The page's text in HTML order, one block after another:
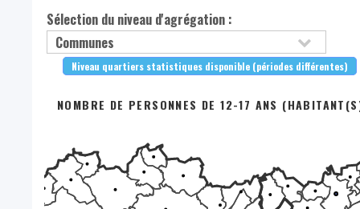
Sélection du niveau d'agrégation :
Niveau quartiers statistiques disponible (périodes différentes)
NOMBRE DE PERSONNES DE 12-17 ANS